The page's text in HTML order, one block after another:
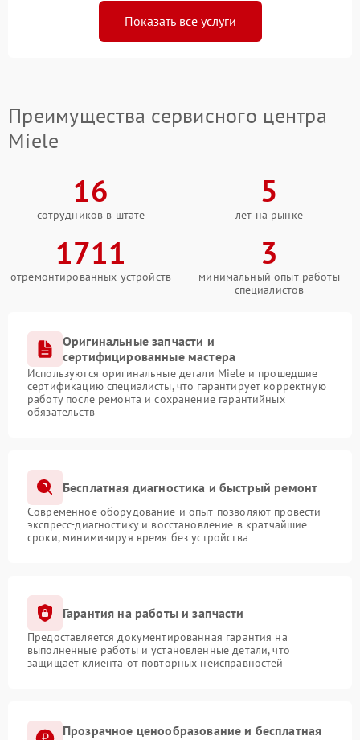
Показать все услуги
Преимущества сервисного центра
Miele
16
сотрудников в штате
5
лет на рынке
1711
отремонтированных устройств
3
минимальный опыт работы
специалистов
Оригинальные запчасти и
сертифицированные мастера
Используются оригинальные детали Miele и прошедшие
сертификацию специалисты, что гарантирует корректную
работу после ремонта и сохранение гарантийных
обязательств
Бесплатная диагностика и быстрый ремонт
Современное оборудование и опыт позволяют провести
экспресс-диагностику и восстановление в кратчайшие
сроки, минимизируя время без устройства
Гарантия на работы и запчасти
Предоставляется документированная гарантия на
выполненные работы и установленные детали, что
защищает клиента от повторных неисправностей
Прозрачное ценообразование и бесплатная